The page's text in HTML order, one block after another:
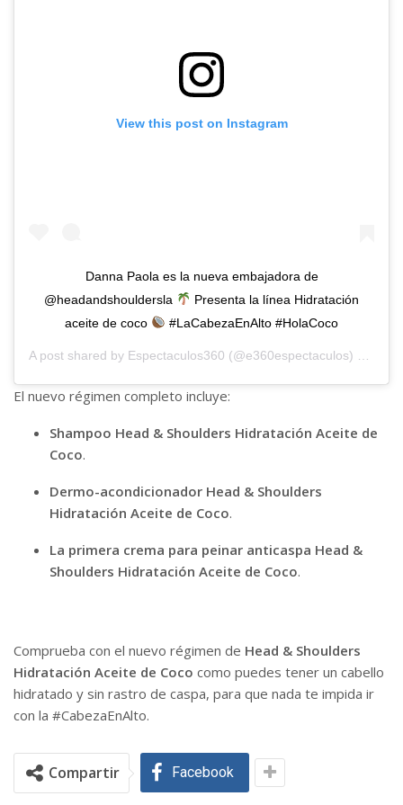
View this post on Instagram
Danna Paola es la nueva embajadora de
@headandshouldersla
Presenta la línea Hidratación
aceite de coco
#LaCabezaEnAlto #HolaCoco
A post shared by Espectaculos360 (@e360espectaculos) on
El nuevo régimen completo incluye:
Shampoo Head & Shoulders Hidratación Aceite de
Coco.
Dermo-acondicionador Head & Shoulders
Hidratación Aceite de Coco.
La primera crema para peinar anticaspa Head &
Shoulders Hidratación Aceite de Coco.
Comprueba con el nuevo régimen de Head & Shoulders
Hidratación Aceite de Coco como puedes tener un cabello
hidratado y sin rastro de caspa, para que nada te impida ir
con la #CabezaEnAlto.
Compartir Facebook